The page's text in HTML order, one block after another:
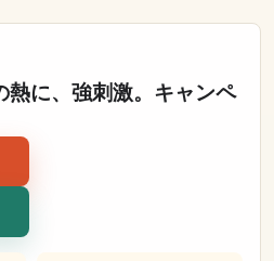
熱に、強刺激。キャンペ